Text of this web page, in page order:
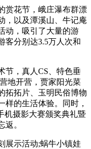
花节，峨庄瀑布群漂
，以及潭溪山、牛记庵
动，吸引了大量的游
客分别达3.5万人次和
，真人CS、特色垂
地开营，贾家阳光菜
拓拓片、玉明民俗博物
样的生活体验。同时，
机摄影大赛颁奖典礼暨
返。
示活动;蜗牛小镇娃